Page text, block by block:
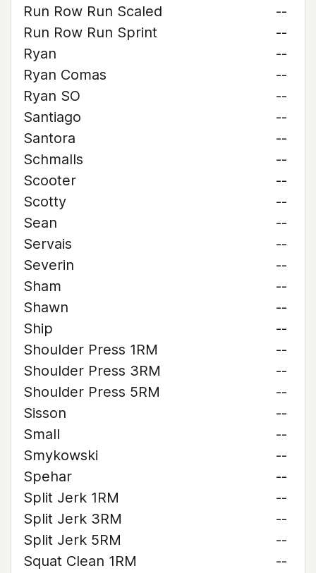
Run Row Run Scaled
--
Run Row Run Sprint
--
Ryan
--
Ryan Comas
--
Ryan SO
--
Santiago
--
Santora
--
Schmalls
--
Scooter
--
Scotty
--
Sean
--
Servais
--
Severin
--
Sham
--
Shawn
--
Ship
--
Shoulder Press 1RM
--
Shoulder Press 3RM
--
Shoulder Press 5RM
--
Sisson
--
Small
--
Smykowski
--
Spehar
--
Split Jerk 1RM
--
Split Jerk 3RM
--
Split Jerk 5RM
--
Squat Clean 1RM
--